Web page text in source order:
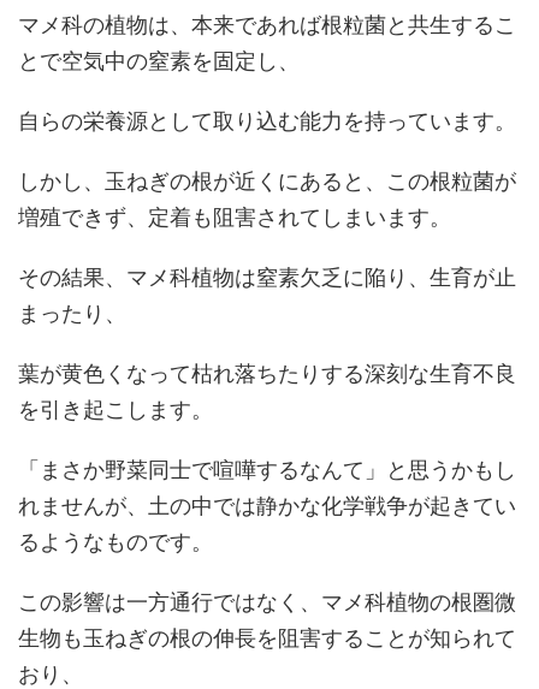
マメ科の植物は、本来であれば根粒菌と共生するこ
とで空気中の窒素を固定し、
自らの栄養源として取り込む能力を持っています。
しかし、玉ねぎの根が近くにあると、この根粒菌が
増殖できず、定着も阻害されてしまいます。
その結果、マメ科植物は窒素欠乏に陥り、生育が止
まったり、
葉が黄色くなって枯れ落ちたりする深刻な生育不良
を引き起こします。
「まさか野菜同士で喧嘩するなんて」と思うかもし
れませんが、土の中では静かな化学戦争が起きてい
るようなものです。
この影響は一方通行ではなく、マメ科植物の根圏微
生物も玉ねぎの根の伸長を阻害することが知られて
おり、